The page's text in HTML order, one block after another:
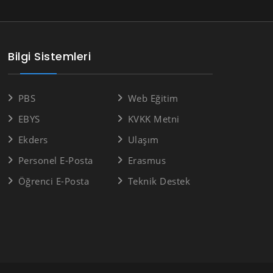
Bilgi Sistemleri
PBS
EBYS
Ekders
Personel E-Posta
Öğrenci E-Posta
Web Eğitim
KVKK Metni
Ulaşım
Erasmus
Teknik Destek